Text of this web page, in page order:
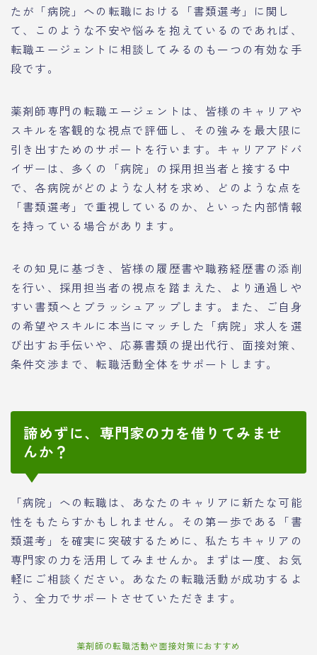
たが「病院」への転職における「書類選考」に関し
て、このような不安や悩みを抱えているのであれば、
転職エージェントに相談してみるのも一つの有効な手
段です。
薬剤師専門の転職エージェントは、皆様のキャリアや
スキルを客観的な視点で評価し、その強みを最大限に
引き出すためのサポートを行います。キャリアアドバ
イザーは、多くの「病院」の採用担当者と接する中
で、各病院がどのような人材を求め、どのような点を
「書類選考」で重視しているのか、といった内部情報
を持っている場合があります。
その知見に基づき、皆様の履歴書や職務経歴書の添削
を行い、採用担当者の視点を踏まえた、より通過しや
すい書類へとブラッシュアップします。また、ご自身
の希望やスキルに本当にマッチした「病院」求人を選
び出すお手伝いや、応募書類の提出代行、面接対策、
条件交渉まで、転職活動全体をサポートします。
諦めずに、専門家の力を借りてみませ
んか？
「病院」への転職は、あなたのキャリアに新たな可能
性をもたらすかもしれません。その第一歩である「書
類選考」を確実に突破するために、私たちキャリアの
専門家の力を活用してみませんか。まずは一度、お気
軽にご相談ください。あなたの転職活動が成功するよ
う、全力でサポートさせていただきます。
薬剤師の転職活動や面接対策におすすめ